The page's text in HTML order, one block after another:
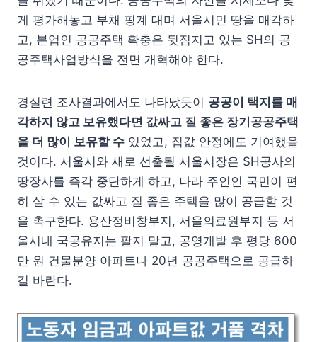
게 평가해놓고 부채 핑계 대며 서울시민 땅을 매각하
고, 본업인 공공주택 확충은 뒷짐지고 있는 SH의 공
공주택사업방식을 전면 개혁해야 한다.
경실련 조사결과에서도 나타났듯이 공공이 택지를 매
각하지 않고 보유했다면 값싸고 질 좋은 장기공공주택
을 더 많이 보유할 수 있었고, 집값 안정에도 기여했을
것이다. 서울시와 새로 선출될 서울시장은 SH공사의
땅장사를 즉각 중단하게 하고, 나라 주인인 국민이 편
히 살 수 있는 값싸고 질 좋은 주택을 많이 공급할 것
을 촉구한다. 용산정비창부지, 서울의료원부지 등 서
울시내 국공유지는 팔지 말고, 공영개발 후 평당 600
만 원 건물분양 아파트나 20년 공공주택으로 공급하
길 바란다.